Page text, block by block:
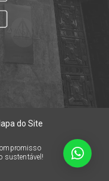
do Site
sustentável!